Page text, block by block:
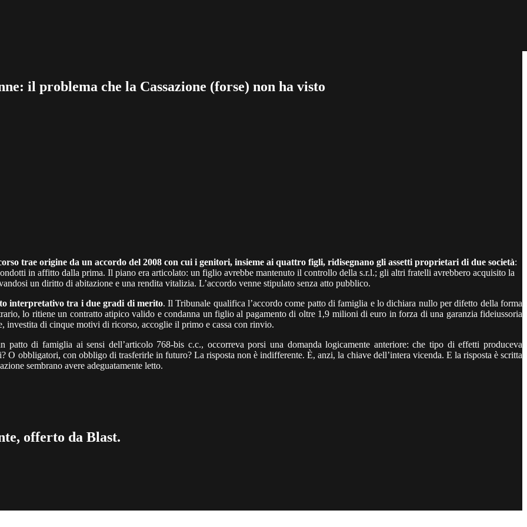
il problema che la Cassazione (forse) non ha visto
trae origine da un accordo del 2008 con cui i genitori, insieme ai quattro figli, ridisegnano gli assetti proprietari di due società:
in affitto dalla prima. Il piano era articolato: un figlio avrebbe mantenuto il controllo della s.r.l.; gli altri fratelli avrebbero acquisito la
un diritto di abitazione e una rendita vitalizia. L’accordo venne stipulato senza atto pubblico.
interpretativo tra i due gradi di merito. Il Tribunale qualifica l’accordo come patto di famiglia e lo dichiara nullo per difetto della forma
lo ritiene un contratto atipico valido e condanna un figlio al pagamento di oltre 1,9 milioni di euro in forza di una garanzia fideiussoria
investita di cinque motivi di ricorso, accoglie il primo e cassa con rinvio.
patto di famiglia ai sensi dell’articolo 768-bis c.c., occorreva porsi una domanda logicamente anteriore: che tipo di effetti produceva
O obbligatori, con obbligo di trasferirle in futuro? La risposta non è indifferente. È, anzi, la chiave dell’intera vicenda. E la risposta è scritta
sembrano avere adeguatamente letto.
offerto da Blast.